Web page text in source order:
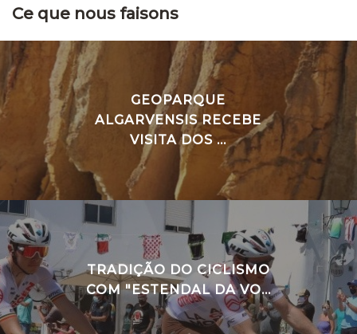
Ce que nous faisons
GEOPARQUE
ALGARVENSIS RECEBE
VISITA DOS ...
TRADIÇÃO DO CICLISMO
COM "ESTENDAL DA VO...